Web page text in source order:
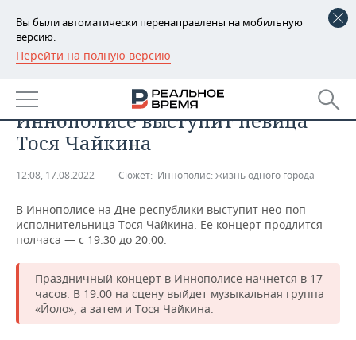
Вы были автоматически перенаправлены на мобильную
версию.
Перейти на полную версию
РЕГИОНЫ
БАШКОРТОСТАН
ТАТАРСТАН
НОВОСТИ
АНАЛИТИКА
ДЕКЛАРАЦИИ О ДОХОДАХ
КОРОЛИ ГОСЗАКАЗА ПФО
ВУЗЫ ТАТАРСТАНА
КОМУ ПРИНАДЛЕЖАТ
ТОРГОВЫЕ ЦЕНТРЫ
НОВОСТИ ЭКОНОМИКИ
ФИНАНСЫ
БАНКИ
БЮДЖЕТ
ПРОМЫШЛЕННОСТЬ
НОВОСТИ
АГРОПРОМ
МАШИНОСТРОЕНИЕ
НЕДВИЖИМОСТЬ
НОВОСТИ НЕДВИЖИМОСТИ
АВТО
НОВОСТИ АВТО
БИЗНЕС
На Дне республики в
Иннополисе выступит певица
Тося Чайкина
12:08, 17.08.2022 Сюжет: Иннополис: жизнь одного города
В Иннополисе на Дне республики выступит нео-поп
исполнительница Тося Чайкина. Ее концерт продлится
полчаса — с 19.30 до 20.00.
Праздничный концерт в Иннополисе начнется в 17
часов. В 19.00 на сцену выйдет музыкальная группа
«Йоло», а затем и Тося Чайкина.